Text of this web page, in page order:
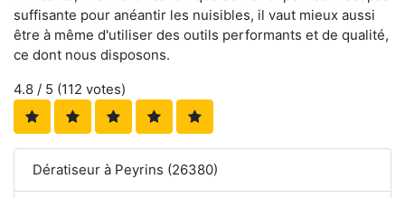
suffisante pour anéantir les nuisibles, il vaut mieux aussi
être à même d'utiliser des outils performants et de qualité,
ce dont nous disposons.
4.8 / 5 (112 votes)
Dératiseur à Peyrins (26380)